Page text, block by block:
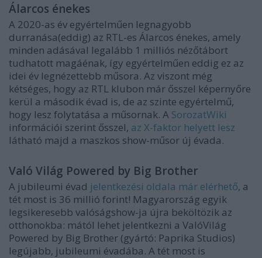
Álarcos énekes
A 2020-as év egyértelműen legnagyobb
durranása(eddig) az RTL-es Álarcos énekes, amely
minden adásával legalább 1 milliós nézőtábort
tudhatott magáénak, így egyértelműen eddig ez az
idei év legnézettebb műsora. Az viszont még
kétséges, hogy az RTL klubon már ősszel képernyőre
kerül a második évad is, de az szinte egyértelmű,
hogy lesz folytatása a műsornak. A SorozatWiki
információi szerint ősszel, az X-faktor helyett lesz
látható majd a maszkos show-műsor új évada.
Való Világ Powered by Big Brother
A jubileumi évad jelentkezési oldala már elérhető, a
tét most is 36 millió forint! Magyarország egyik
legsikeresebb valóságshow-ja újra beköltözik az
otthonokba: mától lehet jelentkezni a ValóVilág
Powered by Big Brother (gyártó: Paprika Studios)
legújabb, jubileumi évadába. A tét most is